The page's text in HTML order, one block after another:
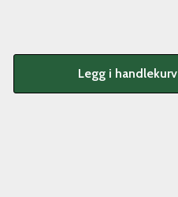
Legg i handlekurv